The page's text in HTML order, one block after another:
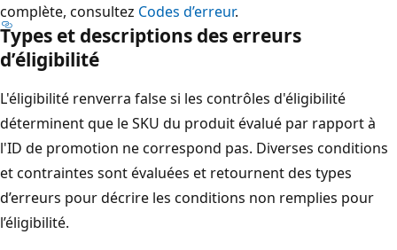
complète, consultez Codes d’erreur.
Types et descriptions des erreurs
d’éligibilité
L'éligibilité renverra false si les contrôles d'éligibilité
déterminent que le SKU du produit évalué par rapport à
l'ID de promotion ne correspond pas. Diverses conditions
et contraintes sont évaluées et retournent des types
d’erreurs pour décrire les conditions non remplies pour
l’éligibilité.